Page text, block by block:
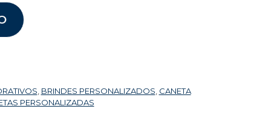
BRINDES PERSONALIZADOS CANETA
PERSONALIZADAS